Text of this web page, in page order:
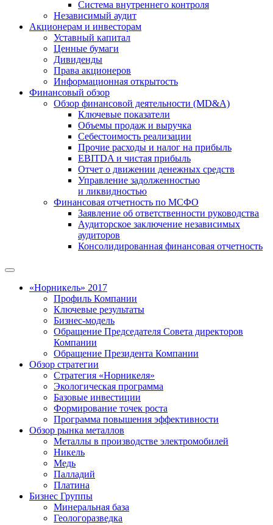
Система внутреннего контроля
Независимый аудит
Акционерам и инвесторам
Уставный капитал
Ценные бумаги
Дивиденды
Права акционеров
Информационная открытость
Финансовый обзор
Обзор финансовой деятельности (MD&A)
Ключевые показатели
Объемы продаж и выручка
Себестоимость реализации
Прочие расходы и налог на прибыль
EBITDA и чистая прибыль
Отчет о движении денежных средств
Управление задолженностью
и ликвидностью
Финансовая отчетность по МСФО
Заявление об ответственности руководства
Аудиторское заключение независимых
аудиторов
Консолидированная финансовая отчетность
«Норникель» 2017
Профиль Компании
Ключевые результаты
Бизнес-модель
Обращение Председателя Совета директоров
Компании
Обращение Президента Компании
Обзор стратегии
Стратегия «Норникеля»
Экологическая программа
Базовые инвестиции
Формирование точек роста
Программа повышения эффективности
Обзор рынка металлов
Металлы в производстве электромобилей
Никель
Медь
Палладий
Платина
Бизнес Группы
Минеральная база
Геологоразведка